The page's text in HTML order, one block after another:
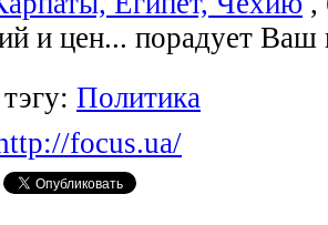
и цен... порадует Ваш
Политика
focus.ua/